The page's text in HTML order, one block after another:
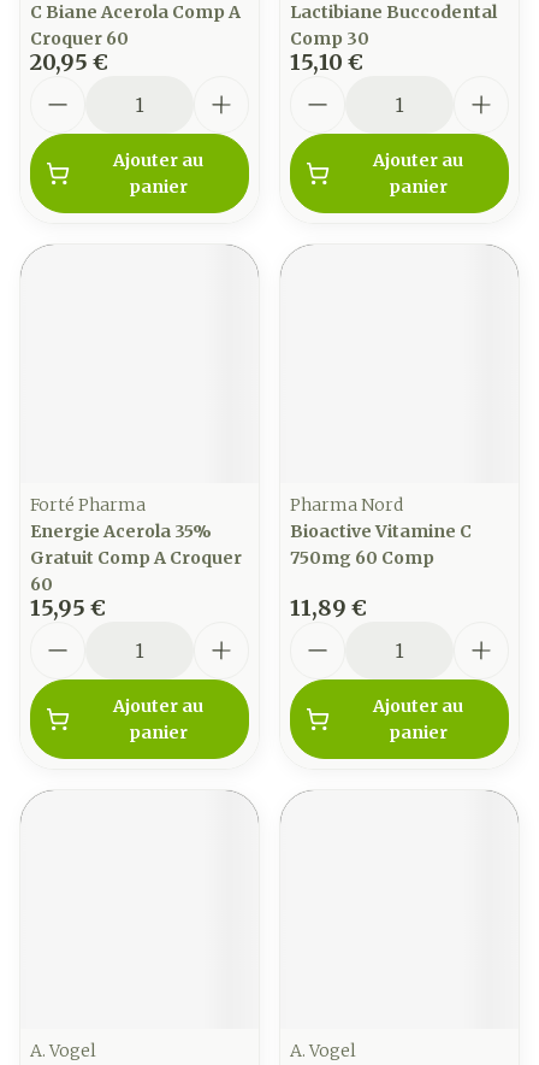
C Biane Acerola Comp A
Croquer 60
20,95 €
Ajouter au
panier
Lactibiane Buccodental
Comp 30
15,10 €
Ajouter au
panier
Forté Pharma
Energie Acerola 35%
Gratuit Comp A Croquer
60
15,95 €
Ajouter au
panier
Pharma Nord
Bioactive Vitamine C
750mg 60 Comp
11,89 €
Ajouter au
panier
A. Vogel
A. Vogel